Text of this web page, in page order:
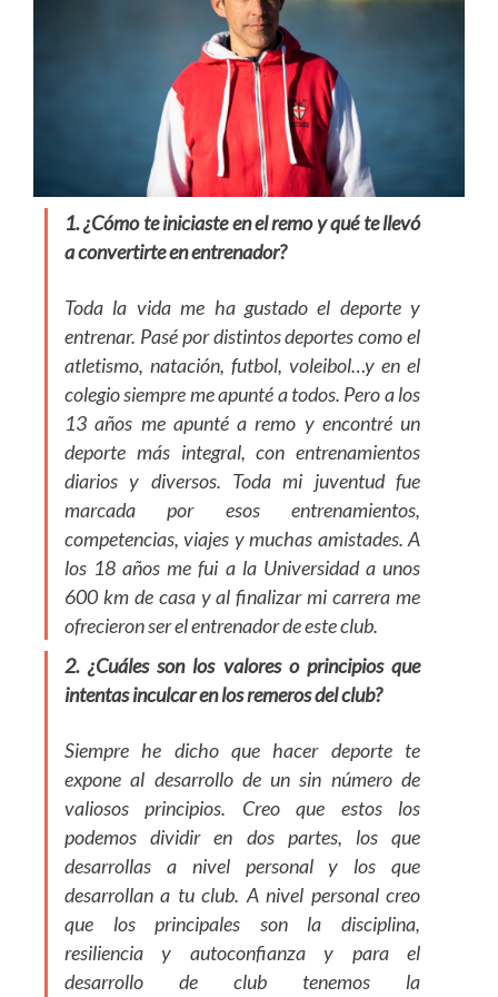
1. ¿Cómo te iniciaste en el remo y qué te llevó
a convertirte en entrenador?
Toda la vida me ha gustado el deporte y
entrenar. Pasé por distintos deportes como el
atletismo, natación, futbol, voleibol…y en el
colegio siempre me apunté a todos. Pero a los
13 años me apunté a remo y encontré un
deporte más integral, con entrenamientos
diarios y diversos. Toda mi juventud fue
marcada por esos entrenamientos,
competencias, viajes y muchas amistades. A
los 18 años me fui a la Universidad a unos
600 km de casa y al finalizar mi carrera me
ofrecieron ser el entrenador de este club.
2. ¿Cuáles son los valores o principios que
intentas inculcar en los remeros del club?
Siempre he dicho que hacer deporte te
expone al desarrollo de un sin número de
valiosos principios. Creo que estos los
podemos dividir en dos partes, los que
desarrollas a nivel personal y los que
desarrollan a tu club. A nivel personal creo
que los principales son la disciplina,
resiliencia y autoconfianza y para el
desarrollo de club tenemos la